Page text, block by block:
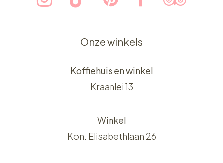
Onze winkels
Koffiehuis en winkel
Kraanlei 13
Winkel
Kon. Elisabethlaan 26